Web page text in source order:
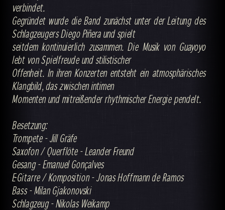
verbindet.
Gegründet wurde die Band zunächst unter der Leitung des
Schlagzeugers Diego Piñera und spielt
seitdem kontinuierlich zusammen. Die Musik von Guayoyo
lebt von Spielfreude und stilistischer
Offenheit. In ihren Konzerten entsteht ein atmosphärisches
Klangbild, das zwischen intimen
Momenten und mitreißender rhythmischer Energie pendelt.
Besetzung:
Trompete - Jill Gräfe
Saxofon / Querflöte - Leander Freund
Gesang - Emanuel Gonçalves
E-Gitarre / Komposition - Jonas Hoffmann de Ramos
Bass - Milan Gjakonovski
Schlagzeug - Nikolas Weikamp